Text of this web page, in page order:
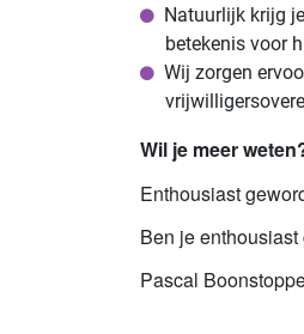
Natuurlijk krijg
betekenis voor
Wij zorgen
Wil je meer
Enthousiast
Ben je
Pascal